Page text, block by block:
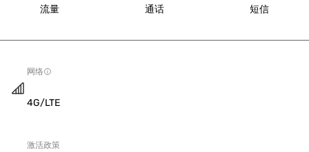
流量 通话 短信
网络
4G/LTE
激活政策